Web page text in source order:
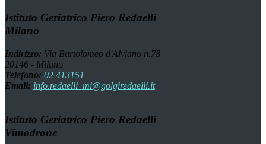
Istituto Geriatrico Piero Redaelli
Milano
Indirizzo: Via Bartolomeo d'Alviano n.78
20146 - Milano
Telefono: 02 413151
Email: info.redaelli_mi@golgiredaelli.it
Istituto Geriatrico Piero Redaelli
Vimodrone